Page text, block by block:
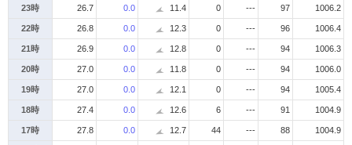
23時 26.7 0.0 11.4 0 --- 97 1006.2
22時 26.8 0.0 12.3 0 --- 96 1006.4
21時 26.9 0.0 12.8 0 --- 94 1006.3
20時 27.0 0.0 11.8 0 --- 94 1006.0
19時 27.0 0.0 12.1 0 --- 94 1005.4
18時 27.4 0.0 12.6 6 --- 91 1004.9
17時 27.8 0.0 12.7 44 --- 88 1004.9